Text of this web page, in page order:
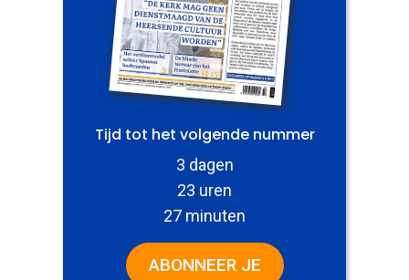
Tijd tot het volgende nummer
3 dagen
23 uren
27 minuten
ABONNEER JE